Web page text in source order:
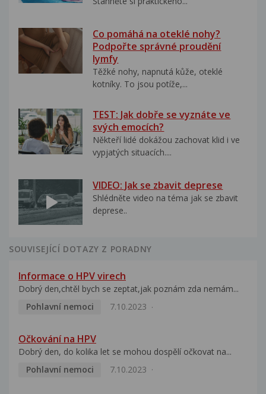
Co pomáhá na oteklé nohy?
Podpořte správné proudění
lymfy
Těžké nohy, napnutá kůže, oteklé
kotníky. To jsou potíže,...
TEST: Jak dobře se vyznáte ve
svých emocích?
Někteří lidé dokážou zachovat klid i ve
vypjatých situacích....
VIDEO: Jak se zbavit deprese
Shlédněte video na téma jak se zbavit
deprese..
SOUVISEJÍCÍ DOTAZY Z PORADNY
Informace o HPV virech
Dobrý den,chtěl bych se zeptat,jak poznám zda nemám...
Pohlavní nemoci
7.10.2023
Očkování na HPV
Dobrý den, do kolika let se mohou dospělí očkovat na...
Pohlavní nemoci
7.10.2023